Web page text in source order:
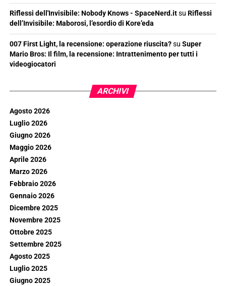
Riflessi dell'Invisibile: Nobody Knows - SpaceNerd.itsu Riflessi
dell’Invisibile: Maborosi, l’esordio di Kore’eda
007 First Light, la recensione: operazione riuscita?su Super
Mario Bros: Il film, la recensione: Intrattenimento per tutti i
videogiocatori
ARCHIVI
Agosto 2026
Luglio 2026
Giugno 2026
Maggio 2026
Aprile 2026
Marzo 2026
Febbraio 2026
Gennaio 2026
Dicembre 2025
Novembre 2025
Ottobre 2025
Settembre 2025
Agosto 2025
Luglio 2025
Giugno 2025